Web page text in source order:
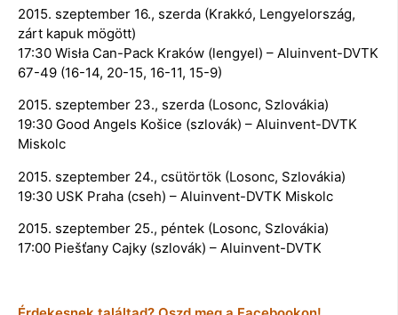
2015. szeptember 16., szerda (Krakkó, Lengyelország,
zárt kapuk mögött)
17:30 Wisła Can-Pack Kraków (lengyel) – Aluinvent-DVTK
67-49 (16-14, 20-15, 16-11, 15-9)
2015. szeptember 23., szerda (Losonc, Szlovákia)
19:30 Good Angels Košice (szlovák) – Aluinvent-DVTK
Miskolc
2015. szeptember 24., csütörtök (Losonc, Szlovákia)
19:30 USK Praha (cseh) – Aluinvent-DVTK Miskolc
2015. szeptember 25., péntek (Losonc, Szlovákia)
17:00 Piešťany Cajky (szlovák) – Aluinvent-DVTK